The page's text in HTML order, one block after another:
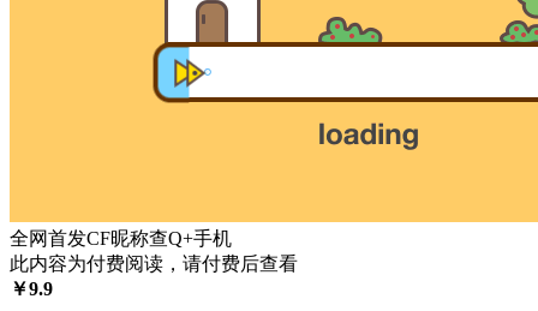
全网首发CF昵称查Q+手机
此内容为付费阅读，请付费后查看
￥9.9